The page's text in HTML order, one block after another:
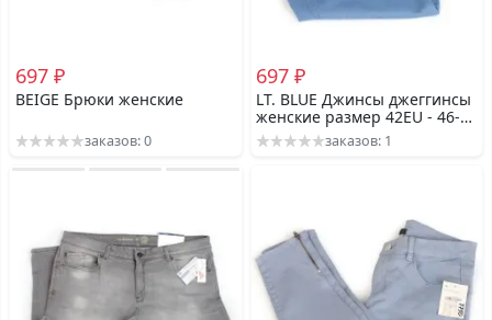
697 ₽
BEIGE Брюки женские
заказов: 0
697 ₽
LT. BLUE Джинсы джеггинсы
женские размер 42EU - 46-
48 российский
заказов: 1